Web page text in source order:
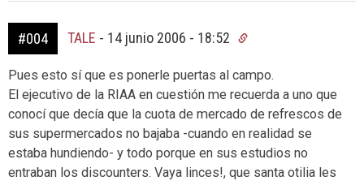
#004 TALE - 14 junio 2006 - 18:52
Pues esto sí que es ponerle puertas al campo.
El ejecutivo de la RIAA en cuestión me recuerda a uno que
conocí que decía que la cuota de mercado de refrescos de
sus supermercados no bajaba -cuando en realidad se
estaba hundiendo- y todo porque en sus estudios no
entraban los discounters. Vaya linces!, que santa otilia les